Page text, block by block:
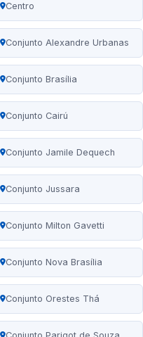
Centro
Conjunto Alexandre Urbanas
Conjunto Brasília
Conjunto Cairú
Conjunto Jamile Dequech
Conjunto Jussara
Conjunto Milton Gavetti
Conjunto Nova Brasília
Conjunto Orestes Thá